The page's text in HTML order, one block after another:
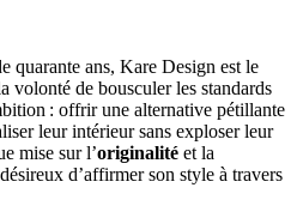
quarante ans, Kare Design est le
volonté de bousculer les standards
: offrir une alternative pétillante
leur intérieur sans exploser leur
mise sur l’originalité et la
d’affirmer son style à travers